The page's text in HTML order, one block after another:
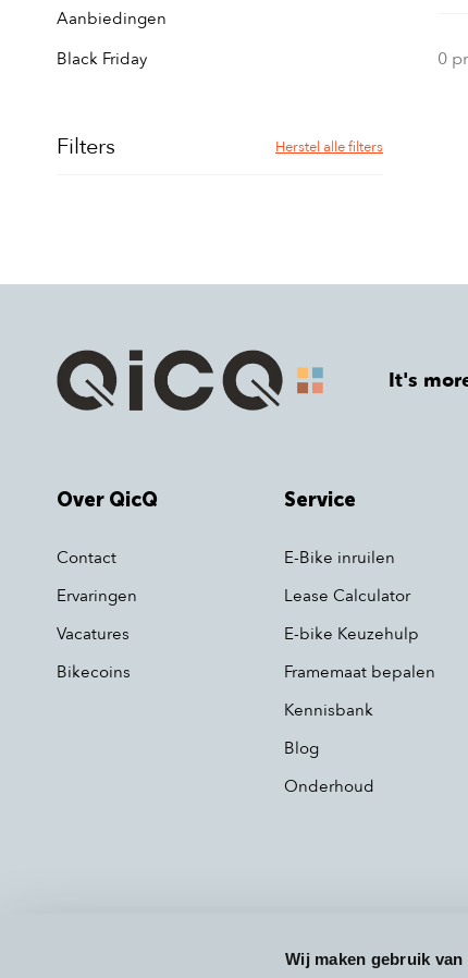
Wij maken gebruik van
Aanbiedingen
Black Friday
Filters Herstel alle filters
0
It's
Over QicQ
Contact
Ervaringen
Vacatures
Bikecoins
Service
E-Bike inruilen
Lease Calculator
E-bike Keuzehulp
Framemaat bepalen
Kennisbank
Blog
Onderhoud